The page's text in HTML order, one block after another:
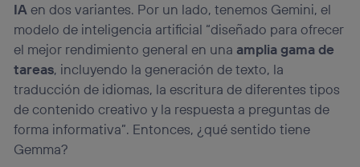
IA en dos variantes. Por un lado, tenemos Gemini, el
modelo de inteligencia artificial “diseñado para ofrecer
el mejor rendimiento general en una amplia gama de
tareas, incluyendo la generación de texto, la
traducción de idiomas, la escritura de diferentes tipos
de contenido creativo y la respuesta a preguntas de
forma informativa”. Entonces, ¿qué sentido tiene
Gemma?
actividades de navegación de los miembros del hogar
que hayan dado su consentimiento.
Si utilizasdatos móviles
, el marketing será más
personalizado, ya que se basará únicamente en la
navegación del usuario del móvil.
Puedes gestionar los consentimientos Utiq seleccionando
“Administrar Utiq” en la parte inferior de esta página web o
visitando el portal de privacidad de Utiq
. Para más información, consulta
la política de privacidad de Utiq